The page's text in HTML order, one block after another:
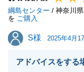
てください。
今後ともどうぞよ
綱島センター / 神奈川県
を ご購入
S様
S様 2025年4月
アドバイスをする